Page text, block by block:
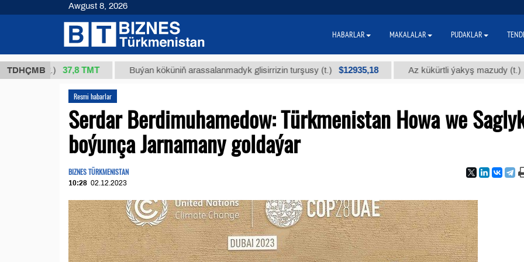
TDHÇMB
(kg.) 37,8 ТМТ Buýan köküniň arassalanmadyk glisirrizin turşusy (t.) $12935,18 Az kükürtli ýakyş mazudy (t.) $300
Resmi habarlar
Serdar Berdimuhamedow: Türkmenistan Howa we
boýunça Jarnamany goldaýar
BIZNES TÜRKMENISTAN
10:28 02.12.2023
Awgust 8, 2026
HABARLAR MAKALALAR PUDAKLAR